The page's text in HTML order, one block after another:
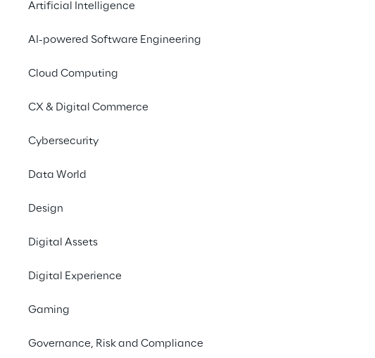
Artificial Intelligence
AI-powered Software Engineering
Cloud Computing
CX & Digital Commerce
Cybersecurity
Data World
Design
Digital Assets
Digital Experience
Gaming
Governance, Risk and Compliance
LIVE
Roboverse Reply Onsite